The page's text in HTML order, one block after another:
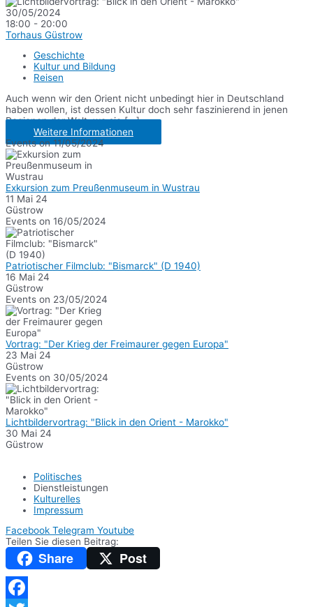
30/05/2024
18:00 - 20:00
Torhaus Güstrow
Geschichte
Kultur und Bildung
Reisen
Auch wenn wir den Orient nicht unbedingt hier in Deutschland
haben wollen, ist dessen Kultur doch sehr faszinierend in jenen
Regionen der Welt, wo sie [...]
Weitere Informationen
Events on 11/05/2024
Exkursion zum Preußenmuseum in Wustrau
11 Mai 24
Güstrow
Events on 16/05/2024
Patriotischer Filmclub: "Bismarck" (D 1940)
16 Mai 24
Güstrow
Events on 23/05/2024
Vortrag: "Der Krieg der Freimaurer gegen Europa"
23 Mai 24
Güstrow
Events on 30/05/2024
Lichtbildervortrag: "Blick in den Orient - Marokko"
30 Mai 24
Güstrow
Politisches
Dienstleistungen
Kulturelles
Impressum
Facebook Telegram Youtube
Teilen Sie diesen Beitrag:
Share Post